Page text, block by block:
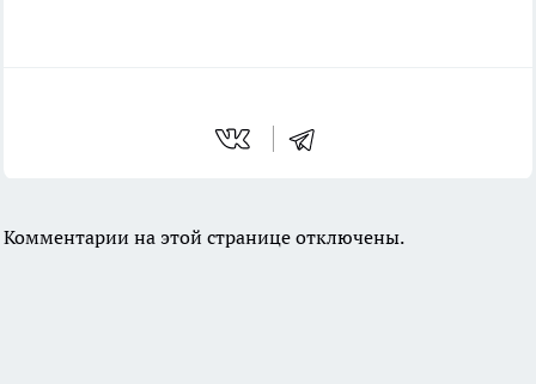
Комментарии на этой странице отключены.